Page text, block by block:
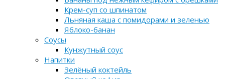
Крем-суп со шпинатом
Льняная каша с помидорами и зеленью
Яблоко-банан
Соусы
Кунжутный соус
Напитки
Зелёный коктейль